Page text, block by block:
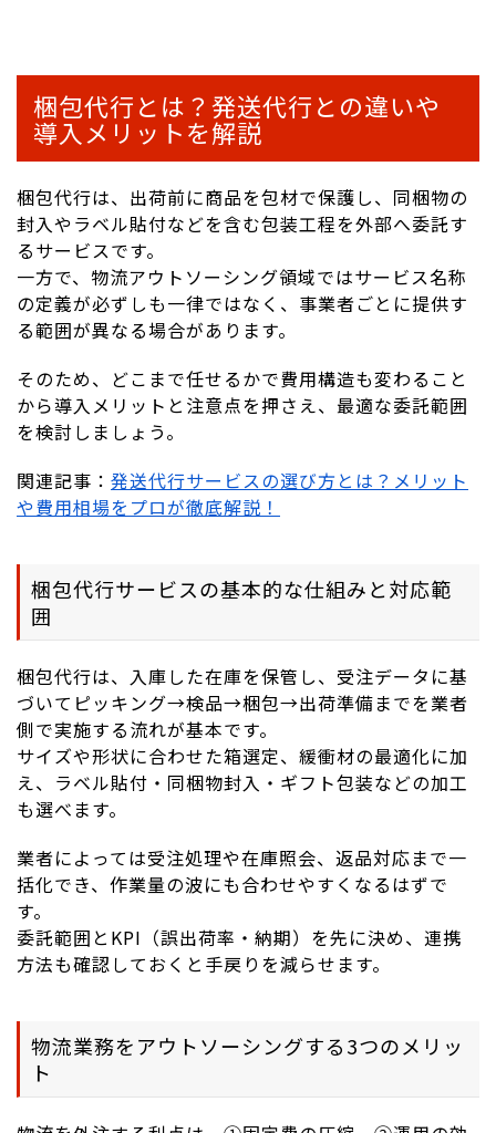
梱包代行とは？発送代行との違いや
導入メリットを解説
梱包代行は、出荷前に商品を包材で保護し、同梱物の
封入やラベル貼付などを含む包装工程を外部へ委託す
るサービスです。
一方で、物流アウトソーシング領域ではサービス名称
の定義が必ずしも一律ではなく、事業者ごとに提供す
る範囲が異なる場合があります。
そのため、どこまで任せるかで費用構造も変わること
から導入メリットと注意点を押さえ、最適な委託範囲
を検討しましょう。
関連記事： 発送代行サービスの選び方とは？メリット
や費用相場をプロが徹底解説！
梱包代行サービスの基本的な仕組みと対応範
囲
梱包代行は、入庫した在庫を保管し、受注データに基
づいてピッキング→検品→梱包→出荷準備までを業者
側で実施する流れが基本です。
サイズや形状に合わせた箱選定、緩衝材の最適化に加
え、ラベル貼付・同梱物封入・ギフト包装などの加工
も選べます。
業者によっては受注処理や在庫照会、返品対応まで一
括化でき、作業量の波にも合わせやすくなるはずで
す。
委託範囲とKPI（誤出荷率・納期）を先に決め、連携
方法も確認しておくと手戻りを減らせます。
物流業務をアウトソーシングする3つのメリッ
ト